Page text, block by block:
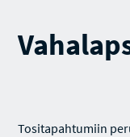
Tositapahtumiin